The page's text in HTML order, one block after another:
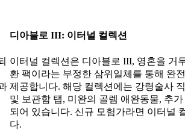
디아블로 III: 이터널 컬렉션
이터널 컬렉션은 디아블로 III, 영혼을 거
환 팩이라는 부정한 삼위일체를 통해 완
제공합니다. 해당 컬렉션에는 강령술사
및 보관함 탭, 미완의 골렘 애완동물, 추
되어 있습니다. 신규 모험가라면 이터널
다.